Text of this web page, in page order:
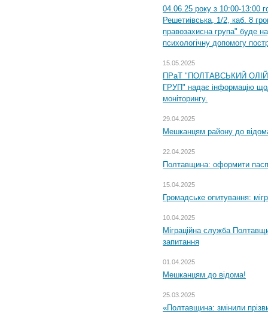
04.06.25 року з 10:00-13:00
Решетиівська, 1/2, каб. 8
правозахисна група" буде
психологічну допомогу
15.05.2025
ПРаТ "ПОЛТАВСЬКИЙ
ГРУП" надає інформацію
моніторингу.
29.04.2025
Мешканцям району до
22.04.2025
Полтавщина: оформити
15.04.2025
Громадське опитування:
10.04.2025
Міграційна служба
запитання
01.04.2025
Мешканцям до відома!
25.03.2025
«Полтавщина: змінили